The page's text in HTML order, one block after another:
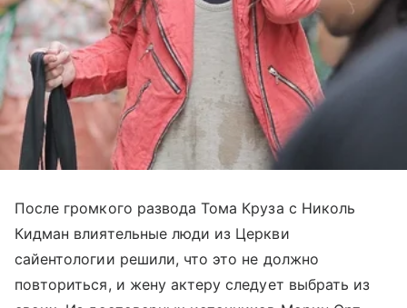
После громкого развода Тома Круза с Николь
Кидман влиятельные люди из Церкви
сайентологии решили, что это не должно
повториться, и жену актеру следует выбрать из